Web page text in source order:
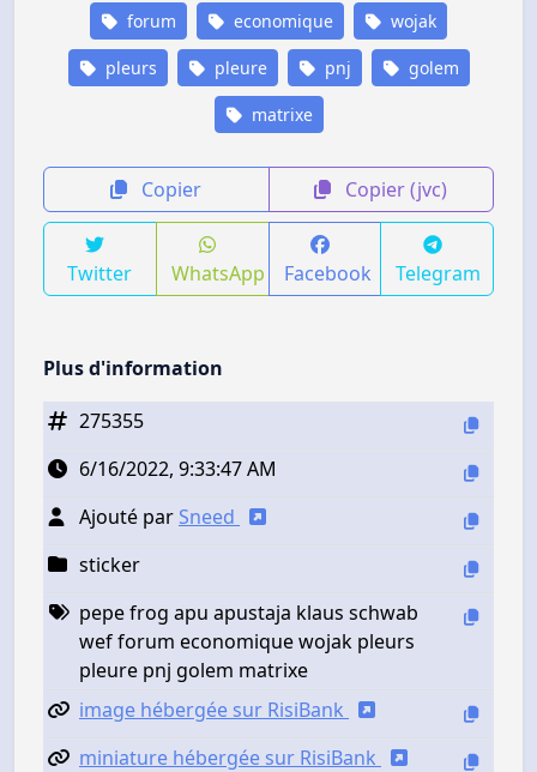
forum economique wojak
pleurs pleure pnj golem
matrixe
Copier Copier (jvc)
Twitter WhatsApp Facebook Telegram
Plus d'information
275355
6/16/2022, 9:33:47 AM
Ajouté par Sneed
sticker
pepe frog apu apustaja klaus schwab
wef forum economique wojak pleurs
pleure pnj golem matrixe
image hébergée sur RisiBank
miniature hébergée sur RisiBank